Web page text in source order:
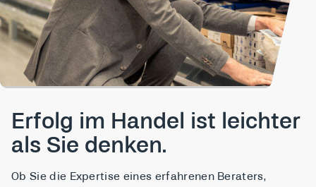
Erfolg im Handel ist leichter
als Sie denken.
Ob Sie die Expertise eines erfahrenen Beraters,